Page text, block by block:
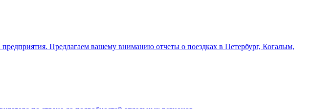
Предлагаем вашему вниманию отчеты о поездках в Петербург, Когалым,